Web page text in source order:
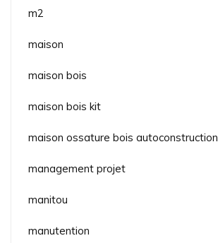
m2
maison
maison bois
maison bois kit
maison ossature bois autoconstruction
management projet
manitou
manutention